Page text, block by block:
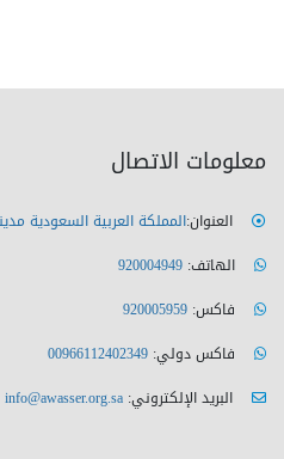
معلومات الاتصال
العنوان:المملكة العربية السعودية مدينة الرياض
الهاتف:
فاكس:
فاكس دولي:
البريد الإلكتروني: info@awasser.org.sa